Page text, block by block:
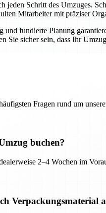
jeden Schritt des Umzuges.
Mitarbeiter mit präziser
und fundierte Planung
Sie sicher sein, dass Ihr
Fragen rund um
buchen?
2–4 Wochen im
Verpackungsmaterial